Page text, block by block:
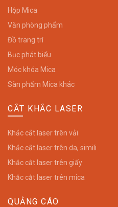
Hộp Mica
Văn phòng phẩm
Đồ trang trí
Bục phát biểu
Móc khóa Mica
Sàn phẩm Mica khác
CẮT KHẮC LASER
Khắc cắt laser trên vải
Khắc cắt laser trên da, simili
Khắc cắt laser trên giấy
Khắc cắt laser trên mica
QUẢNG CÁO